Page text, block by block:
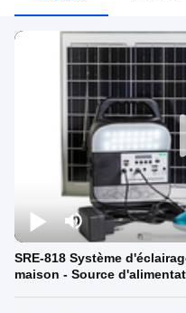
SRE-818 Système
maison - Source